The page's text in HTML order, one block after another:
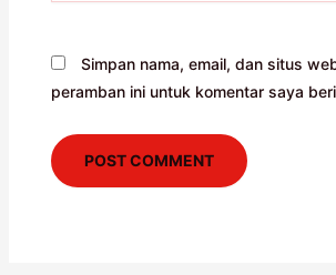
Simpan nama, email, dan situs
peramban ini untuk komentar saya